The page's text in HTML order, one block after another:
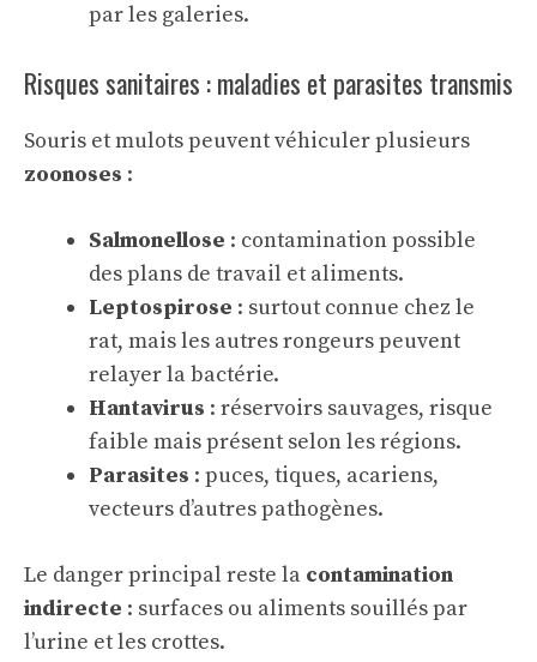
par les galeries.
Risques sanitaires : maladies et parasites transmis
Souris et mulots peuvent véhiculer plusieurs
zoonoses :
Salmonellose : contamination possible
des plans de travail et aliments.
Leptospirose : surtout connue chez le
rat, mais les autres rongeurs peuvent
relayer la bactérie.
Hantavirus : réservoirs sauvages, risque
faible mais présent selon les régions.
Parasites : puces, tiques, acariens,
vecteurs d’autres pathogènes.
Le danger principal reste la contamination
indirecte : surfaces ou aliments souillés par
l’urine et les crottes.